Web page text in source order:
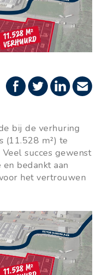
bij de verhuring
(11.528 m²) te
succes gewenst
bedankt aan
het vertrouwen